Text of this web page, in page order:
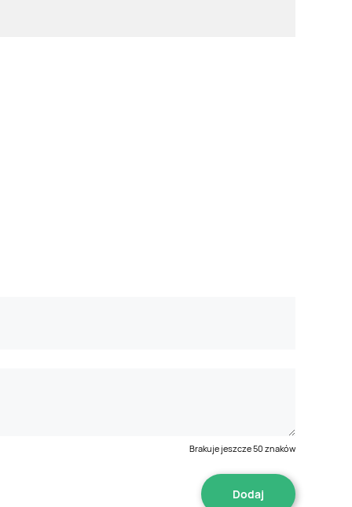
Brakuje jeszcze50 znaków